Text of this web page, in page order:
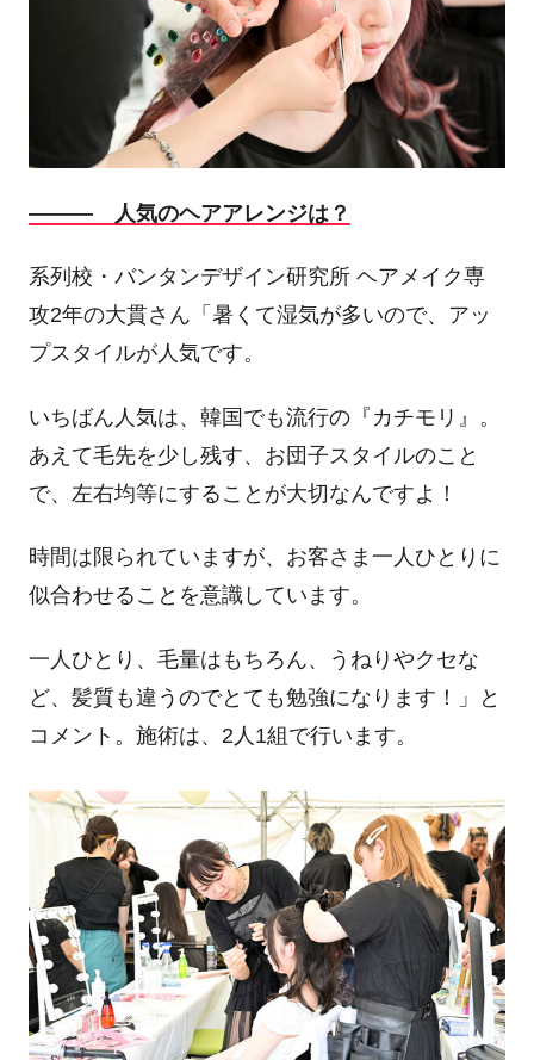
――― 人気のヘアアレンジは？
系列校・バンタンデザイン研究所 ヘアメイク専
攻2年の大貫さん「暑くて湿気が多いので、アッ
プスタイルが人気です。
いちばん人気は、韓国でも流行の『カチモリ』。
あえて毛先を少し残す、お団子スタイルのこと
で、左右均等にすることが大切なんですよ！
時間は限られていますが、お客さま一人ひとりに
似合わせることを意識しています。
一人ひとり、毛量はもちろん、うねりやクセな
ど、髪質も違うのでとても勉強になります！」と
コメント。施術は、2人1組で行います。